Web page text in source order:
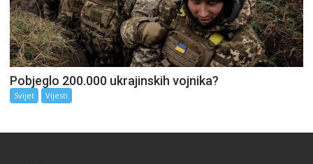
Pobjeglo 200.000 ukrajinskih vojnika?
Svijet Vijesti